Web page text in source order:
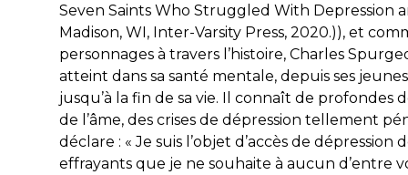
Seven Saints Who Struggled With Depression
‎Madison, WI, Inter-Varsity Press, 2020.)), et
personnages à travers l’histoire, Charles
atteint dans sa santé mentale, depuis ses
jusqu’à la fin de sa vie. Il connaît de profondes
de l’âme, des crises de dépression tellement
déclare : « Je suis l’objet d’accès de dépression
effrayants que je ne souhaite à aucun d’entre